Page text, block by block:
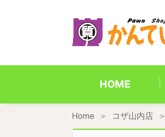
HOME
Home コザ山内店